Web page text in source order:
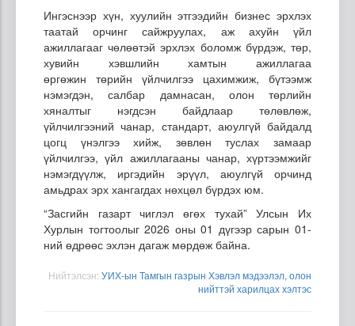
Ингэснээр хүн, хуулийн этгээдийн бизнес эрхлэх
таатай орчинг сайжруулах, аж ахуйн үйл
ажиллагааг чөлөөтэй эрхлэх боломж бүрдэж, төр,
хувийн хэвшлийн хамтын ажиллагаа
өргөжин төрийн үйлчилгээ цахимжиж, бүтээмж
нэмэгдэн, салбар дамнасан, олон төрлийн
хяналтыг нэгдсэн байдлаар төлөвлөж,
үйлчилгээний чанар, стандарт, аюулгүй байдалд
цогц үнэлгээ хийж, зөвлөн туслах замаар
үйлчилгээ, үйл ажиллагааны чанар, хүртээмжийг
нэмэгдүүлж, иргэдийн эрүүл, аюулгүй орчинд
амьдрах эрх хангагдах нөхцөл бүрдэх юм.
“Засгийн газарт чиглэл өгөх тухай” Улсын Их
Хурлын тогтоолыг 2026 оны 01 дүгээр сарын 01-
ний өдрөөс эхлэн дагаж мөрдөж байна.
Нийтэлсэн: УИХ-ын Тамгын газрын Хэвлэл мэдээлэл, олон
нийттэй харилцах хэлтэс